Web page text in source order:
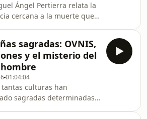
Ángel Pertierra relata la
cercana a la muerte que
su alrededor, atravesó un
a otra realidad en la
distintas presencias.
con la conciencia cuando
se encuentra al borde de la
esta entrevista con Mado
el Dr. Pertierra reconstr
sagradas: OVNIS,
y el misterio del
01:04:04
tantas culturas han
sagradas determinadas